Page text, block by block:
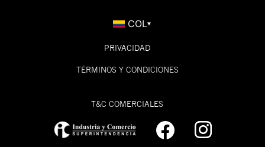
COL
PRIVACIDAD
TÉRMINOS Y CONDICIONES
T&C COMERCIALES